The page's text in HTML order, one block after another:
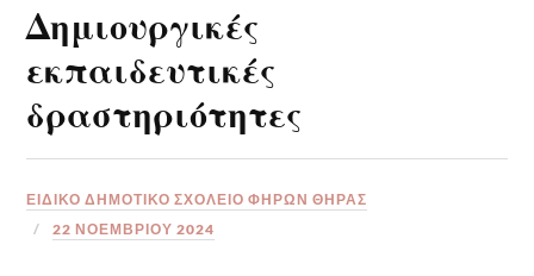
Δημιουργικές
εκπαιδευτικές
δραστηριότητες
ΕΙΔΙΚΟ ΔΗΜΟΤΙΚΟ ΣΧΟΛΕΙΟ ΦΗΡΩΝ ΘΗΡΑΣ
22 ΝΟΕΜΒΡΊΟΥ 2024